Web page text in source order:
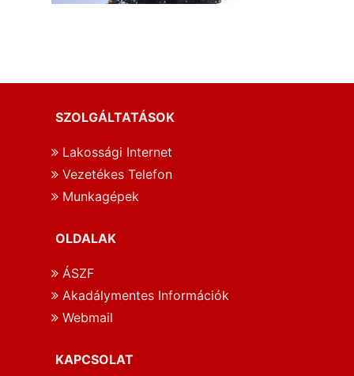
SZOLGÁLTATÁSOK
Lakossági Internet
Vezetékes Telefon
Munkagépek
OLDALAK
ÁSZF
Akadálymentes Információk
Webmail
KAPCSOLAT